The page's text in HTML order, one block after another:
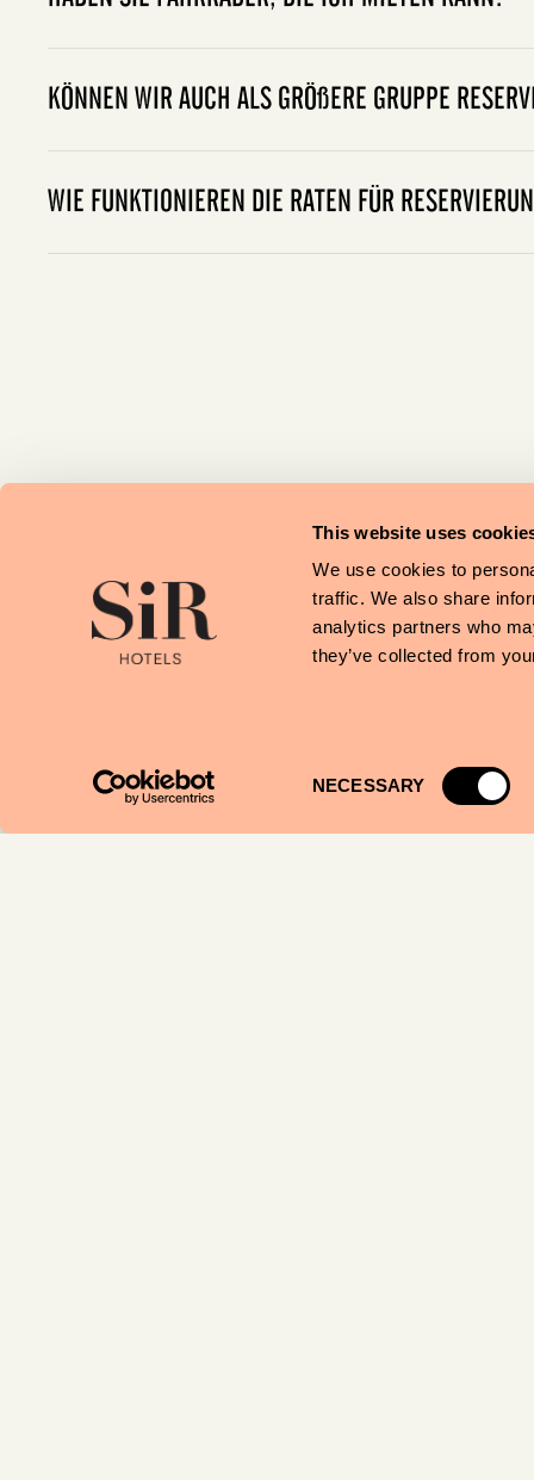
This website uses
We use cookies to
traffic. We also share
analytics partners who
they’ve collected from
NECESSARY
KÖNNEN WIR AUCH ALS GRÖßERE GRUPPE
WIE FUNKTIONIEREN DIE RATEN FÜR